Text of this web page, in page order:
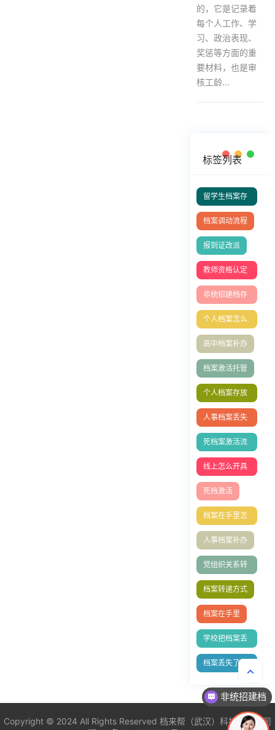
的，它是记录着
每个人工作、学
习、政治表现、
奖惩等方面的重
要材料，也是审
核工龄...
标签列表
留学生档案存
放
档案调动流程
报到证改派
教师资格认定
表丢失补办
非统招建档存
档
个人档案怎么
放到人社局？
高中档案补办
档案激活托管
个人档案存放
在哪里好
人事档案丢失
怎么补办
死档案激活流
程
线上怎么开具
调档函？
死档激活
档案在手里怎
么存档人才中
心
人事档案补办
党组织关系转
移
档案转递方式
档案在手里
学校把档案丢
了怎么办理
档案丢失了怎
Copyright © 2024 All Rights Reserved 档来帮（武汉）科技有限公司
非统招建档